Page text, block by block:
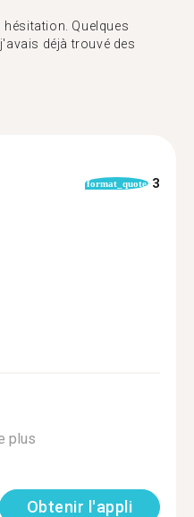
Quelques
déjà trouvé des
format_quote 3
plus
Obtenir l'appli